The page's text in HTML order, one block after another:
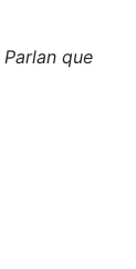
Parlan que